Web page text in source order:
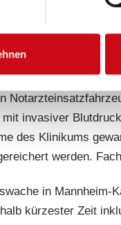
des Zentrums
invasiver
des Klinikums
werden.
in
kürzester Zeit